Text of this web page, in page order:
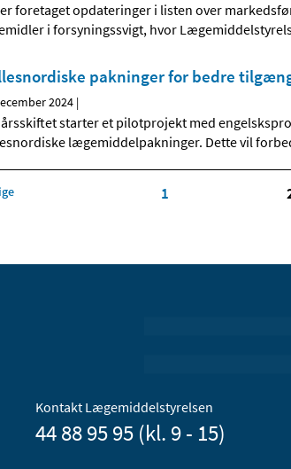
foretaget opdateringer i listen over
i forsyningssvigt, hvor
pakninger for bedre
2024 |
årsskiftet starter et pilotprojekt med
lægemiddelpakninger. Dette vil
1
Kontakt Lægemiddelstyrelsen
44 88 95 95 (kl. 9 - 15)